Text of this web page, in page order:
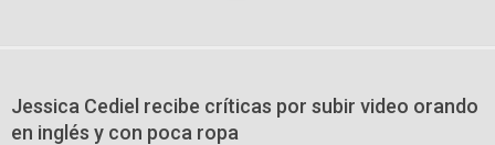
Jessica Cediel recibe críticas por subir video orando
en inglés y con poca ropa